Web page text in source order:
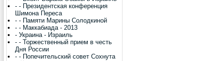
- - Президентская конференция
Шимона Переса
- - Памяти Марины Солодкиной
- - Маккабиада - 2013
- Украина - Израиль
- - Торжественный прием в честь
Дня России
- - Попечительский совет Сохнута